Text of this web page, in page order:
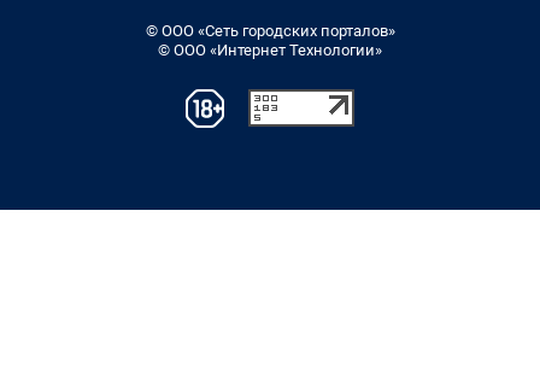
© ООО «Сеть городских порталов»
© ООО «Интернет Технологии»